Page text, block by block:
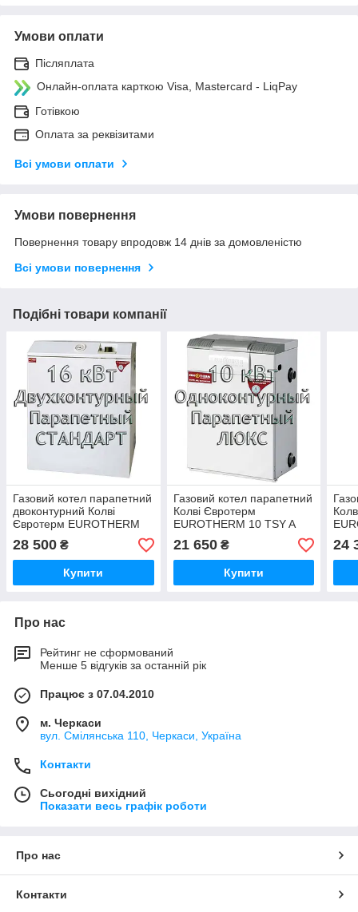
Умови оплати
Післяплата
Онлайн-оплата карткою Visa, Mastercard - LiqPay
Готівкою
Оплата за реквізитами
Всі умови оплати
Умови повернення
Повернення товару впродовж 14 днів за домовленістю
Всі умови повернення
Подібні товари компанії
Газовий котел парапетний
двоконтурний Колві
Євротерм EUROTHERM
16 TBY B (CPFM F)
СТАНДАРТ
28 500 ₴
Купити
Газовий котел парапетний
Колві Євротерм
EUROTHERM 10 TSY A
(CPF B) ЛЮКС
21 650₴
Купити
24
Про нас
Рейтинг не сформований
Менше 5 відгуків за останній рік
Працює з 07.04.2010
м. Черкаси
вул. Смілянська 110, Черкаси, Україна
Контакти
Сьогодні вихідний
Показати весь графік роботи
Про нас
Контакти